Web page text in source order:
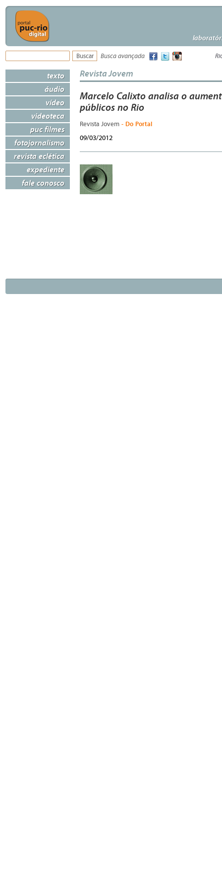
Busca avançada
texto
áudio
vídeo
videoteca
puc filmes
fotojornalismo
revista eclética
expediente
fale conosco
Revista Jovem
Marcelo Calixto analisa o
públicos no Rio
Revista Jovem - Do Portal
09/03/2012